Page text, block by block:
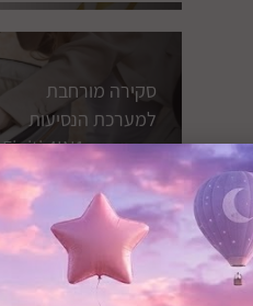
למערכת הנסיעות
והבטיחות Finiti 4IN1
של Joie
קרא עוד